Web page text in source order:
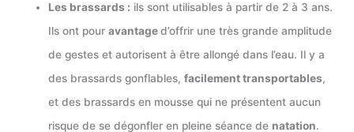
Les brassards : ils sont utilisables à partir de 2 à 3 ans.
Ils ont pouravantaged’offrir une très grande amplitude
de gestes et autorisent à être allongé dans l’eau. Il y a
des brassards gonflables,facilement transportables,
et des brassards en mousse qui ne présentent aucun
risque de se dégonfler en pleine séance de natation.